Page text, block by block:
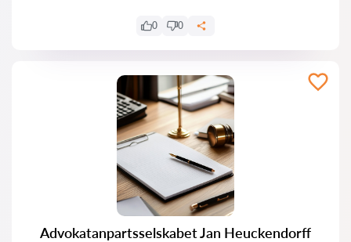
0 0
Advokatanpartsselskabet Jan Heuckendorff